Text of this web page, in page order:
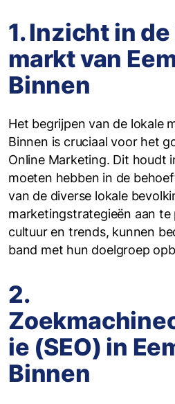
1. Inzicht in
markt van
Binnen
Het begrijpen van de lokale
Binnen is cruciaal voor het
Online Marketing. Dit houdt
moeten hebben in de
van de diverse lokale
marketingstrategieën aan te
cultuur en trends, kunnen
band met hun doelgroep
2.
ie (SEO) in
Binnen